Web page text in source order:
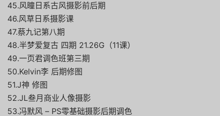
45.风瞳日系古风摄影前后期
46.风草日系摄影课
47.蔡九记第八期
48.半梦爱复古 四期 21.26G（11课）
49.一页君调色班第三期
50.Kelvin李 后期修图
51.J神 修图
52.JL叁月商业人像摄影
53.冯默风 – PS零基础摄影后期调色